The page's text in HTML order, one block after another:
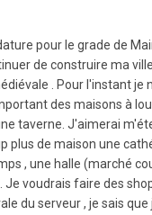
pour le grade de
de construire ma
. Pour l'instant je
des maisons à
taverne. J'aimerai
plus de maison une
, une halle (marché
Je voudrais faire des
du serveur , je sais